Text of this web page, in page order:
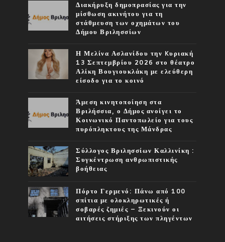
Διακήρυξη δημοπρασίας για την
μίσθωση ακινήτου για τη
στάθμευση των οχημάτων του
Δήμου Βριλησσίων
Η Μελίνα Ασλανίδου την Kυριακή
13 Σεπτεμβρίου 2026 στο θέατρο
Αλίκη Βουγιουκλάκη με ελεύθερη
είσοδο για το κοινό
Άμεση κινητοποίηση στα
Βριλήσσια, ο Δήμος ανοίγει το
Κοινωνικό Παντοπωλείο για τους
πυρόπληκτους της Μάνδρας
Σύλλογος Βριλησσίων Καλλινίκη :
Συγκέντρωση ανθρωπιστικής
βοήθειας
Πόρτο Γερμενό: Πάνω από 100
σπίτια με ολοκληρωτικές ή
σοβαρές ζημιές – Ξεκινούν οι
αιτήσεις στήριξης των πληγέντων